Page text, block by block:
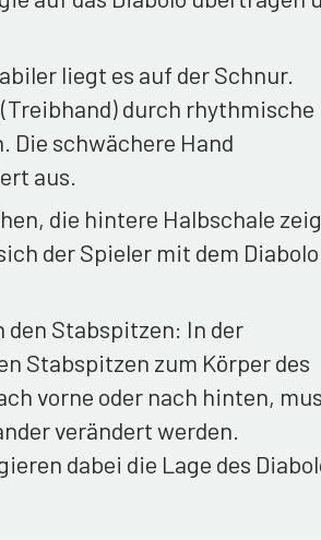
liegt es auf der Schnur.
durch rhythmische
Die schwächere Hand
aus.
die hintere Halbschale
der Spieler mit dem Diabolo
den Stabspitzen: In der
Stabspitzen zum Körper des
vorne oder nach hinten,
verändert werden.
dabei die Lage des